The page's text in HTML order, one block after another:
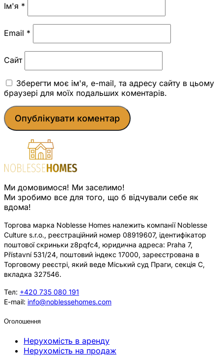
Ім'я *
Email *
Сайт
Зберегти моє ім'я, e-mail, та адресу сайту в цьому
браузері для моїх подальших коментарів.
Ми домовимося! Ми заселимо!
Ми зробимо все для того, що б відчували себе як
вдома!
Торгова марка Noblesse Homes належить компанії Noblesse
Culture s.r.o., реєстраційний номер 08919607, ідентифікатор
поштової скриньки z8pqfc4, юридична адреса: Praha 7,
Přístavní 531/24, поштовий індекс 17000, зареєстрована в
Торговому реєстрі, який веде Міський суд Праги, секція C,
вкладка 327546.
Тел: +420 735 080 191
E-mail: info@noblessehomes.com
Оголошення
Нерухомість в аренду
Нерухомість на продаж